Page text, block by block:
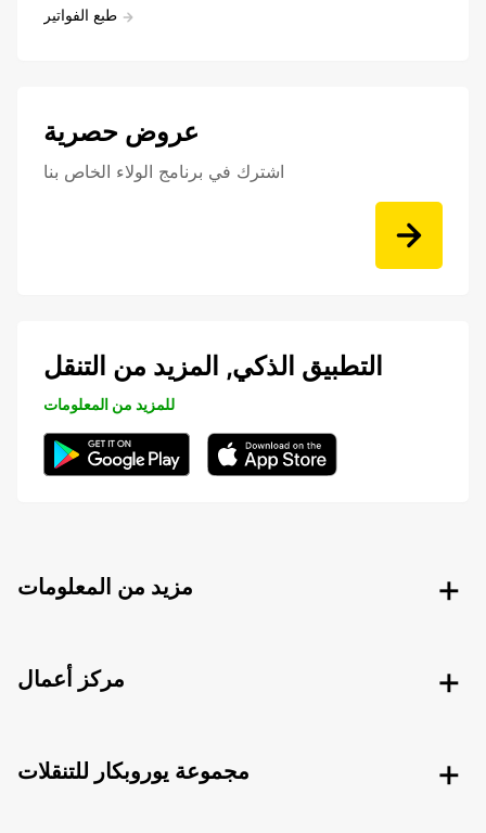
طبع الفواتير
عروض حصرية
اشترك في برنامج الولاء الخاص بنا
التطبيق الذكي, المزيد من التنقل
للمزيد من المعلومات
مزيد من المعلومات
مركز أعمال
مجموعة يوروبكار للتنقلات